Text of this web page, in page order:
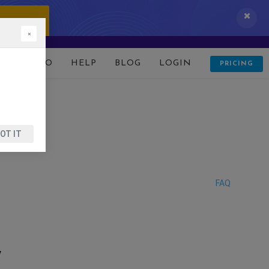
DEMO HELP BLOG LOGIN PRICING
FAQ
×
IT